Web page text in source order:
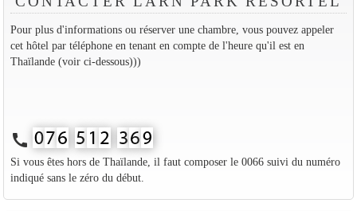
Pour plus d'informations ou réserver une chambre, vous pouvez appeler
cet hôtel par téléphone en tenant en compte de l'heure qu'il est en
Thaïlande (voir ci-dessous)))
call
Si vous êtes hors de Thaïlande, il faut composer le 0066 suivi du numéro
indiqué sans le zéro du début.